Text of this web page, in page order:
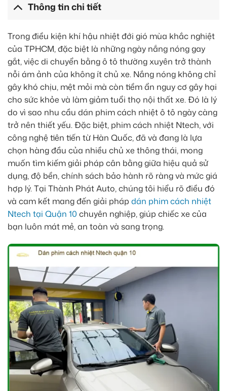
Thông tin chi tiết
Trong điều kiện khí hậu nhiệt đới gió mùa khắc nghiệt
của TPHCM, đặc biệt là những ngày nắng nóng gay
gắt, việc di chuyển bằng ô tô thường xuyên trở thành
nỗi ám ảnh của không ít chủ xe. Nắng nóng không chỉ
gây khó chịu, mệt mỏi mà còn tiềm ẩn nguy cơ gây hại
cho sức khỏe và làm giảm tuổi thọ nội thất xe. Đó là lý
do vì sao nhu cầu dán phim cách nhiệt ô tô ngày càng
trở nên thiết yếu. Đặc biệt, phim cách nhiệt Ntech, với
công nghệ tiên tiến từ Hàn Quốc, đã và đang là lựa
chọn hàng đầu của nhiều chủ xe thông thái, mong
muốn tìm kiếm giải pháp cân bằng giữa hiệu quả sử
dụng, độ bền, chính sách bảo hành rõ ràng và mức giá
hợp lý. Tại Thành Phát Auto, chúng tôi hiểu rõ điều đó
và cam kết mang đến giải pháp dán phim cách nhiệt
Ntech tại Quận 10 chuyên nghiệp, giúp chiếc xe của
bạn luôn mát mẻ, an toàn và sang trọng.